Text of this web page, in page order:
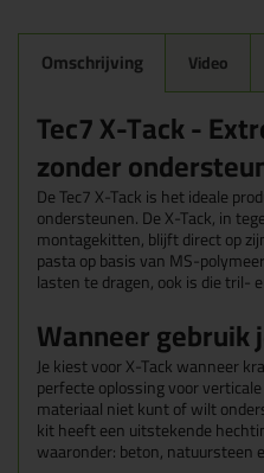
Omschrijving Video
Tec7 X-Tack -
zonder
De Tec7 X-Tack is het ideale
ondersteunen. De X-Tack, in
montagekitten, blijft direct op
pasta op basis van MS-
lasten te dragen, ook is die tril-
Wanneer gebruik
Je kiest voor X-Tack wanneer
perfecte oplossing voor
materiaal niet kunt of wilt
kit heeft een uitstekende
waaronder: beton, natuursteen